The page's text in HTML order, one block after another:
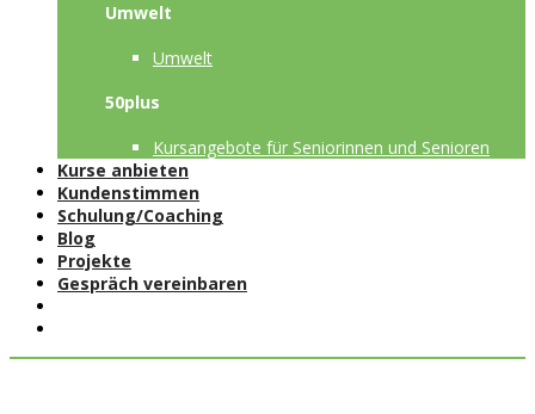
Umwelt
Umwelt
50plus
Kursangebote für Seniorinnen und Senioren
Kurse anbieten
Kundenstimmen
Schulung/Coaching
Blog
Projekte
Gespräch vereinbaren